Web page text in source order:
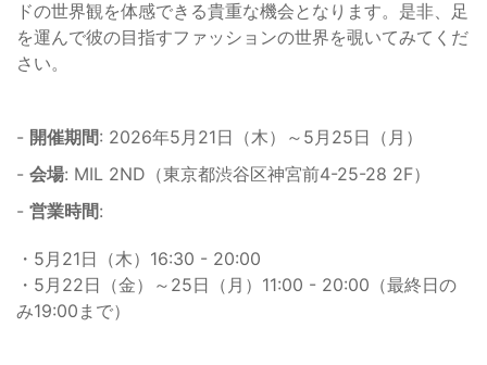
ドの世界観を体感できる貴重な機会となります。是非、足
を運んで彼の目指すファッションの世界を覗いてみてくだ
さい。
- 開催期間: 2026年5月21日（木）～5月25日（月）
- 会場: MIL 2ND（東京都渋谷区神宮前4-25-28 2F）
- 営業時間:
・5月21日（木）16:30 - 20:00
・5月22日（金）～25日（月）11:00 - 20:00（最終日の
み19:00まで）